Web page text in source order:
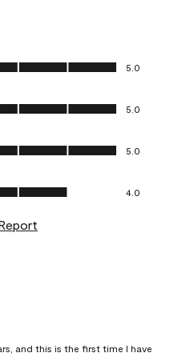
5
5.0
5
5.0
5.0
5
4.0
and this is the first time I have